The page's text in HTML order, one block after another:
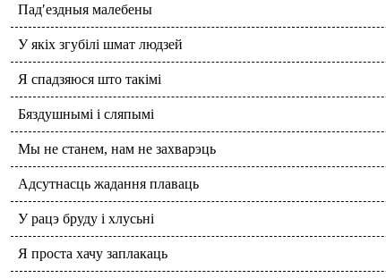
Пад′ездныя малебены
У якіх згубілі шмат людзей
Я спадзяюся што такімі
Бяздушнымі і сляпымі
Мы не станем, нам не захварэць
Адсутнасць жадання плаваць
У рацэ бруду і хлусьні
Я проста хачу заплакаць